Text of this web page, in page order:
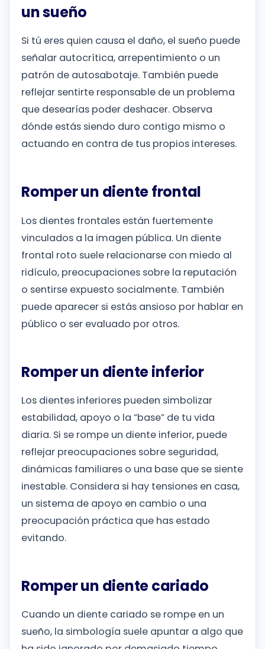
un sueño
Si tú eres quien causa el daño, el sueño puede
señalar autocrítica, arrepentimiento o un
patrón de autosabotaje. También puede
reflejar sentirte responsable de un problema
que desearías poder deshacer. Observa
dónde estás siendo duro contigo mismo o
actuando en contra de tus propios intereses.
Romper un diente frontal
Los dientes frontales están fuertemente
vinculados a la imagen pública. Un diente
frontal roto suele relacionarse con miedo al
ridículo, preocupaciones sobre la reputación
o sentirse expuesto socialmente. También
puede aparecer si estás ansioso por hablar en
público o ser evaluado por otros.
Romper un diente inferior
Los dientes inferiores pueden simbolizar
estabilidad, apoyo o la “base” de tu vida
diaria. Si se rompe un diente inferior, puede
reflejar preocupaciones sobre seguridad,
dinámicas familiares o una base que se siente
inestable. Considera si hay tensiones en casa,
un sistema de apoyo en cambio o una
preocupación práctica que has estado
evitando.
Romper un diente cariado
Cuando un diente cariado se rompe en un
sueño, la simbología suele apuntar a algo que